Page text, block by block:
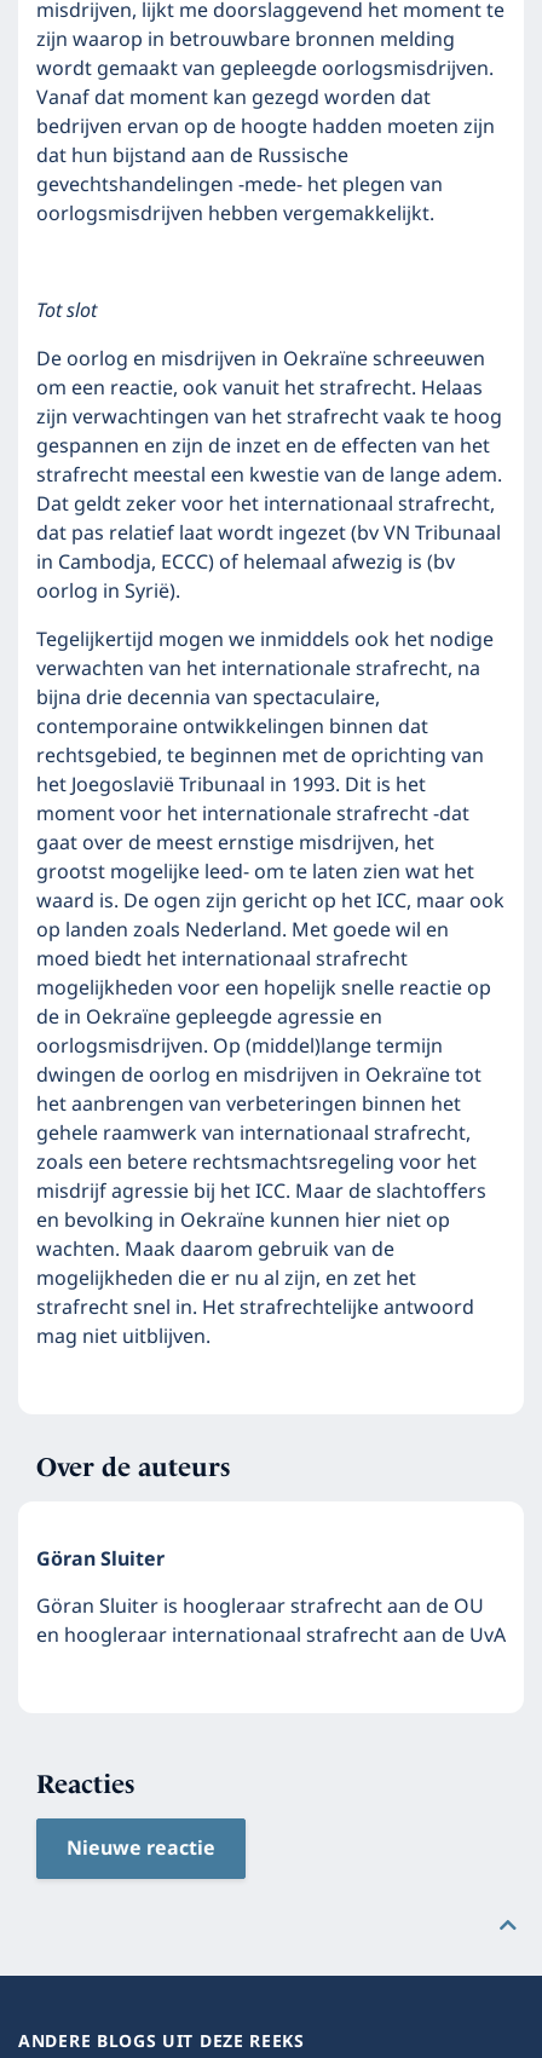
misdrijven, lijkt me doorslaggevend het moment te
zijn waarop in betrouwbare bronnen melding
wordt gemaakt van gepleegde oorlogsmisdrijven.
Vanaf dat moment kan gezegd worden dat
bedrijven ervan op de hoogte hadden moeten zijn
dat hun bijstand aan de Russische
gevechtshandelingen -mede- het plegen van
oorlogsmisdrijven hebben vergemakkelijkt.
Tot slot
De oorlog en misdrijven in Oekraïne schreeuwen
om een reactie, ook vanuit het strafrecht. Helaas
zijn verwachtingen van het strafrecht vaak te hoog
gespannen en zijn de inzet en de effecten van het
strafrecht meestal een kwestie van de lange adem.
Dat geldt zeker voor het internationaal strafrecht,
dat pas relatief laat wordt ingezet (bv VN Tribunaal
in Cambodja, ECCC) of helemaal afwezig is (bv
oorlog in Syrië).
Tegelijkertijd mogen we inmiddels ook het nodige
verwachten van het internationale strafrecht, na
bijna drie decennia van spectaculaire,
contemporaine ontwikkelingen binnen dat
rechtsgebied, te beginnen met de oprichting van
het Joegoslavië Tribunaal in 1993. Dit is het
moment voor het internationale strafrecht -dat
gaat over de meest ernstige misdrijven, het
grootst mogelijke leed- om te laten zien wat het
waard is. De ogen zijn gericht op het ICC, maar ook
op landen zoals Nederland. Met goede wil en
moed biedt het internationaal strafrecht
mogelijkheden voor een hopelijk snelle reactie op
de in Oekraïne gepleegde agressie en
oorlogsmisdrijven. Op (middel)lange termijn
dwingen de oorlog en misdrijven in Oekraïne tot
het aanbrengen van verbeteringen binnen het
gehele raamwerk van internationaal strafrecht,
zoals een betere rechtsmachtsregeling voor het
misdrijf agressie bij het ICC. Maar de slachtoffers
en bevolking in Oekraïne kunnen hier niet op
wachten. Maak daarom gebruik van de
mogelijkheden die er nu al zijn, en zet het
strafrecht snel in. Het strafrechtelijke antwoord
mag niet uitblijven.
Over de auteurs
Göran Sluiter
Göran Sluiter is hoogleraar strafrecht aan de OU
en hoogleraar internationaal strafrecht aan de UvA
Reacties
Nieuwe reactie
ANDERE BLOGS UIT DEZE REEKS